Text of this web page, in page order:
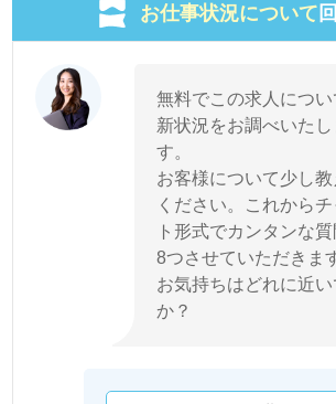
お仕事状況について
無料でこの求人につい
新状況をお調べいたし
す。
お客様について少し教
ください。これからチ
ト形式でカンタンな質
8つさせていただきま
お気持ちはどれに近い
か？